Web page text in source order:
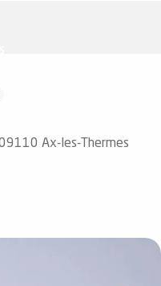
Ax-les-Thermes